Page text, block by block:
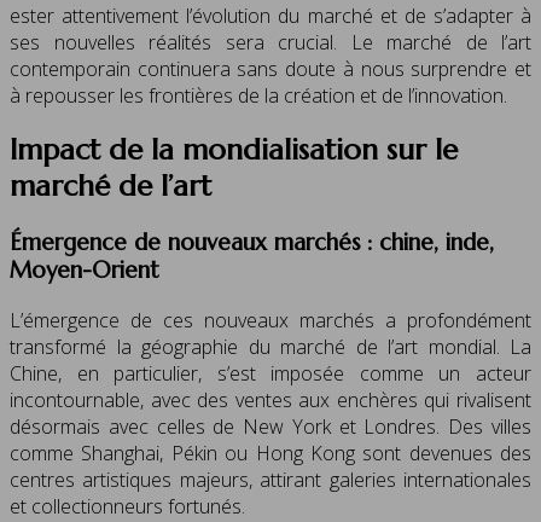
ester attentivement l’évolution du marché et de s’adapter à
ses nouvelles réalités sera crucial. Le marché de l’art
contemporain continuera sans doute à nous surprendre et
à repousser les frontières de la création et de l’innovation.
Impact de la mondialisation sur le
marché de l’art
Émergence de nouveaux marchés : chine, inde,
Moyen-Orient
L’émergence de ces nouveaux marchés a profondément
transformé la géographie du marché de l’art mondial. La
Chine, en particulier, s’est imposée comme un acteur
incontournable, avec des ventes aux enchères qui rivalisent
désormais avec celles de New York et Londres. Des villes
comme Shanghai, Pékin ou Hong Kong sont devenues des
centres artistiques majeurs, attirant galeries internationales
et collectionneurs fortunés.